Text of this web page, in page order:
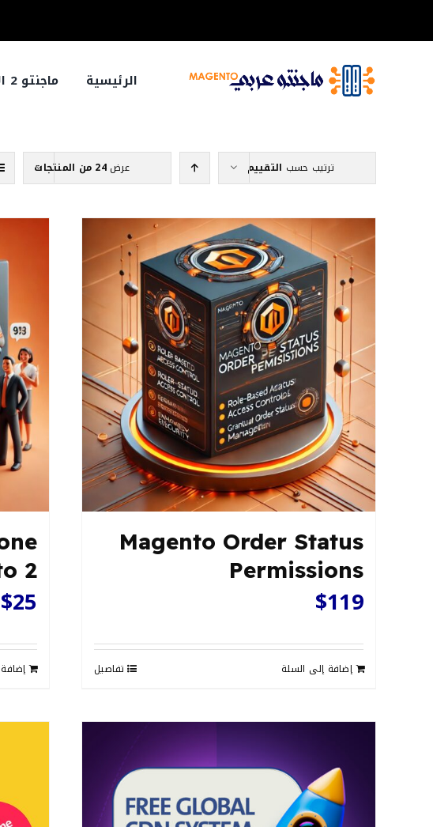
الرئيسية ماجنتو 2 الأسعار
ترتيب حسب التقييم عرض24 من المنتجات
Magento Order Status
Permissions
$119
إضافة إلى السلة تفاصيل
2
$25